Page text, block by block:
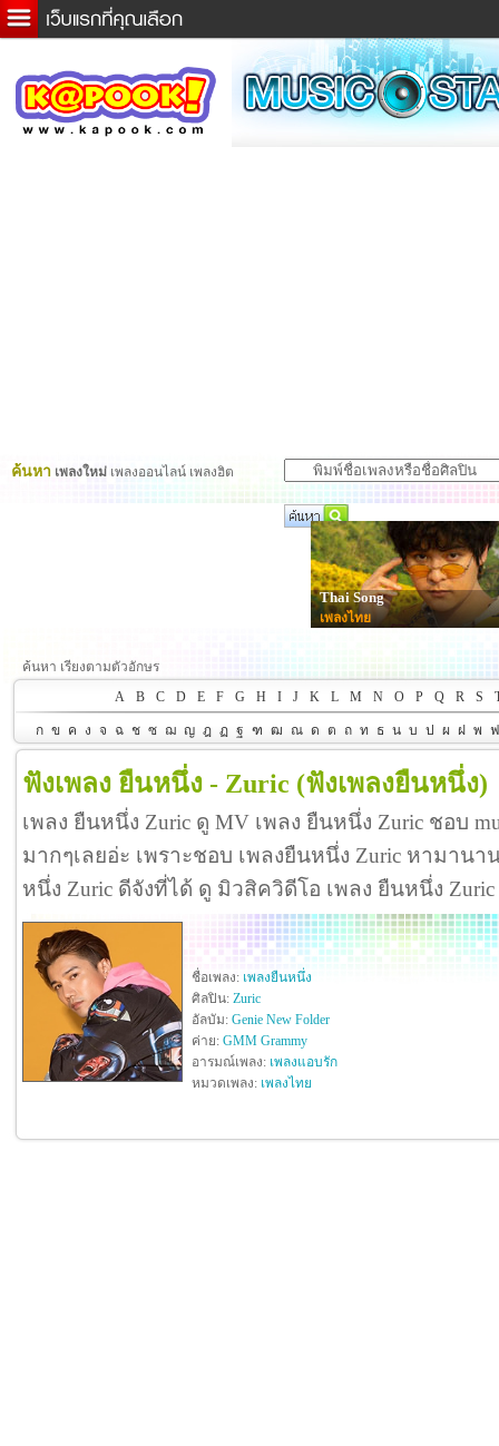
ข่าวด่วน
ละคร
ค้นหา เพลงใหม่ เพลงออนไลน์ เพลงฮิต
Thai Song
เพลงไทย
ค้นหา เรียงตามตัวอักษร
A
B C D E F G H I J K L M N O P Q R S
ก ข ค ง จ ฉ ช ซ ฌ ญ ฎ ฏ ฐ ฑ ฒ ณ ด ต ถ ท ธ น บ ป ผ ฝ พ ฟ
ฟังเพลง ยืนหนึ่ง - Zuric (ฟังเพลงยืนหนึ่ง)
เพลง ยืนหนึ่ง Zuric ดู MV เพลง ยืนหนึ่ง Zuric ชอบ
มากๆเลยอ่ะ เพราะชอบ เพลงยืนหนึ่ง Zuric หามานา
หนึ่ง Zuric ดีจังที่ได้ ดู มิวสิควิดีโอ เพลง ยืนหนึ่ง
ชื่อเพลง: เพลงยืนหนึ่ง
ศิลปิน: Zuric
อัลบัม: Genie New Folder
ค่าย: GMM Grammy
อารมณ์เพลง: เพลงแอบรัก
หมวดเพลง: เพลงไทย